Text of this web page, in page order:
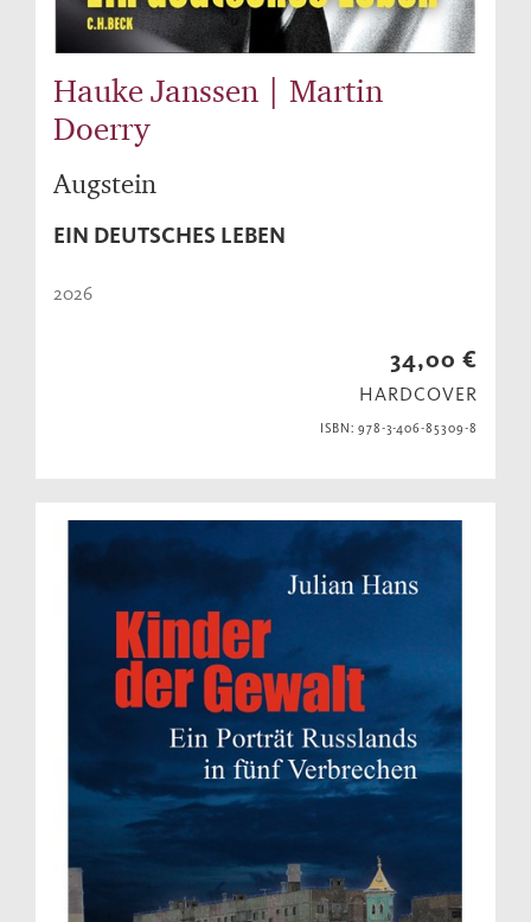
Hauke Janssen | Martin
Doerry
Augstein
EIN DEUTSCHES LEBEN
2026
34,00 €
HARDCOVER
ISBN: 978-3-406-85309-8